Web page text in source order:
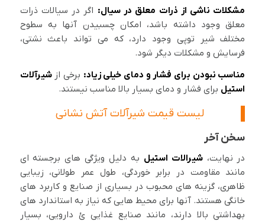
مشکلات ناشی از ذرات معلق در سیال: اگر در سیالات ذرات
معلق وجود داشته باشد، امکان چسبیدن آنها به سطوح
مختلف شیر توپی وجود دارد، که می تواند باعث نشتی،
فرسایش و مشکلات دیگر شود.
مناسب نبودن برای فشار و دمای خیلی زیاد: برخی ازشیرآلات
استیل برای فشار و دمای بسیار بالا مناسب نیستند.
لیست قیمت شیرآلات آتش نشانی
سخن آخر
در نهایت،شیرالات استیل به دلیل ویژگی های برجسته ای
مانند مقاومت در برابر خوردگی، طول عمر طولانی، زیبایی
ظاهری، گزینه های محبوب در بسیاری از صنایع و کاربرد های
خانگی هستند. آنها برای محیط هایی که نیاز به استاندارد های
بهداشتی بالا دارند، مانند صنایع غذایی ئ دارویی، بسیار